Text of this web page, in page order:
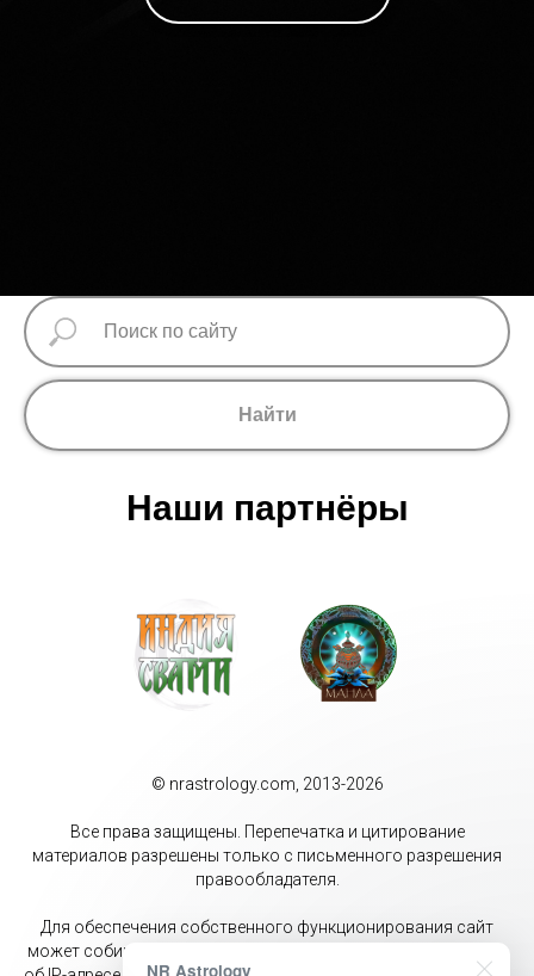
Найти
Наши партнёры
© nrastrology.com, 2013-2026
Все права защищены. Перепечатка и цитирование
материалов разрешены только с письменного разрешения
правообладателя.
Для обеспечения собственного функционирования сайт
может собирать метаданные пользователей (cookie, данные
NR Astrology